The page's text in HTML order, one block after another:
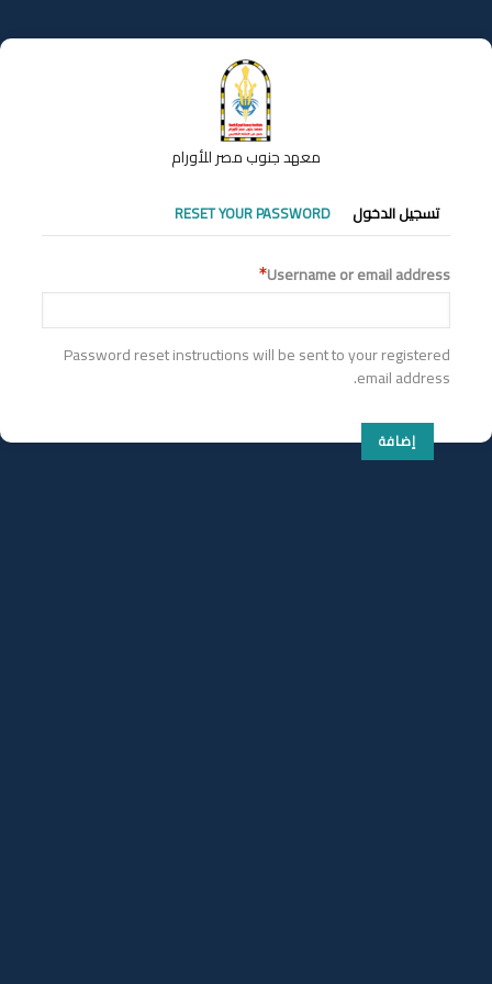
إلى
المحتوى
معهد جنوب مصر للأورام
التبويبات
الأساسية
تسجيل الدخول RESET YOUR PASSWORD
Username or email address
Password reset instructions will be sent to your registered
email address.